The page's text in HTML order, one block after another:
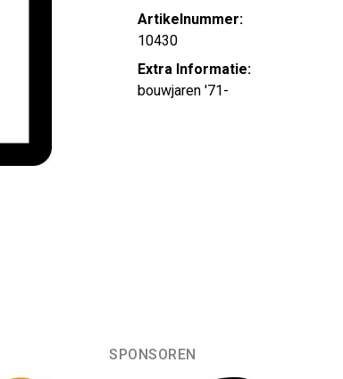
Artikelnummer:
10430
Extra Informatie:
bouwjaren '71-
SPONSOREN